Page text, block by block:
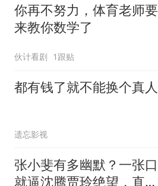
你再不努力，体育老师要
来教你数学了
伙计看剧 1跟贴
都有钱了就不能换个真人
遗忘影视
张小斐有多幽默？一张口
就逼沈腾贾玲绝望，直